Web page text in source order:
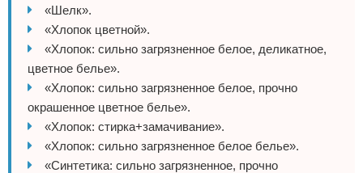
«Шелк».
«Хлопок цветной».
«Хлопок: сильно загрязненное белое, деликатное,
цветное белье».
«Хлопок: сильно загрязненное белое, прочно
окрашенное цветное белье».
«Хлопок: стирка+замачивание».
«Хлопок: сильно загрязненное белое белье».
«Синтетика: сильно загрязненное, прочно